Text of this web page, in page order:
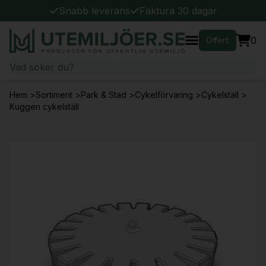
Snabb leverans Faktura 30 dagar
Offert 0
Hem >Sortiment >Park & Stad >Cykelförvaring >Cykelställ >
Kuggen cykelställ